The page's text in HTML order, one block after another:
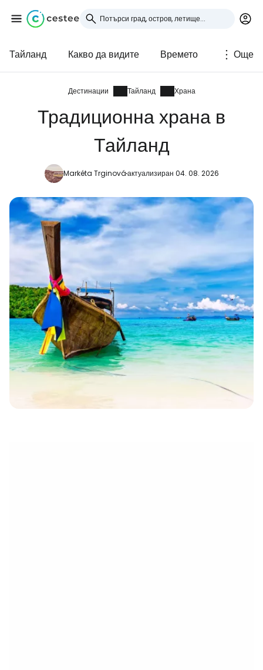
Тайланд Какво да видите Времето Още
Дестинации Тайланд Храна
Традиционна храна в
Тайланд
Markéta Trginováактуализиран 04. 08. 2026
Влезте в Cestee
... световната общност на туристите
Продължете с Google
Продължете с Facebook
Продължете с имейл